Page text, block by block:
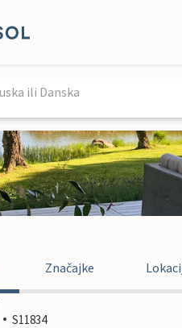
Značajke
S11834